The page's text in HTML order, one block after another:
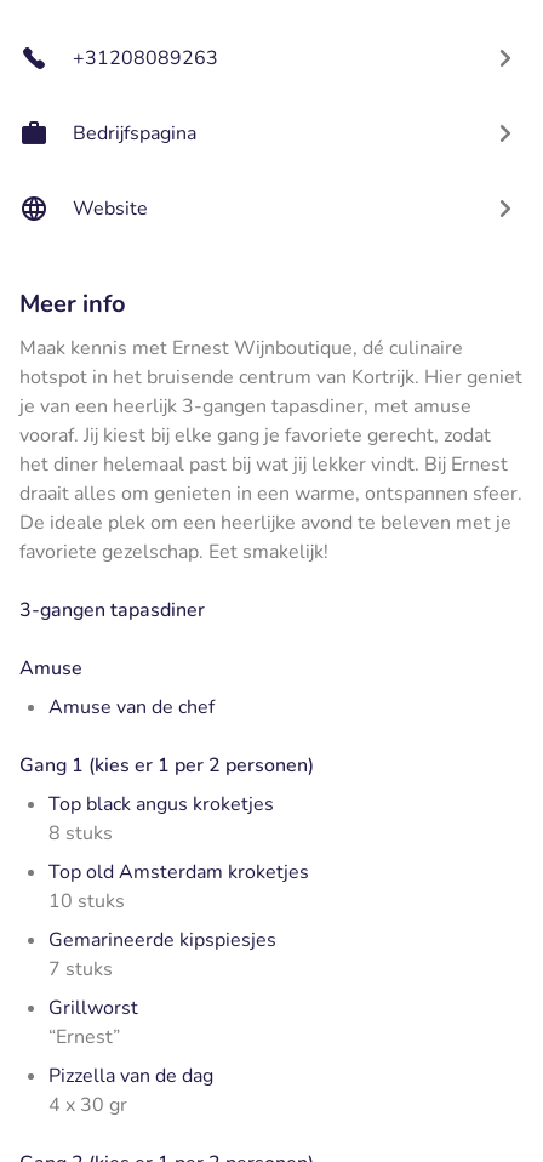
+31208089263
Bedrijfspagina
Website
Meer info
Maak kennis met Ernest Wijnboutique, dé culinaire
hotspot in het bruisende centrum van Kortrijk. Hier geniet
je van een heerlijk 3-gangen tapasdiner, met amuse
vooraf. Jij kiest bij elke gang je favoriete gerecht, zodat
het diner helemaal past bij wat jij lekker vindt. Bij Ernest
draait alles om genieten in een warme, ontspannen sfeer.
De ideale plek om een heerlijke avond te beleven met je
favoriete gezelschap. Eet smakelijk!
3-gangen tapasdiner
Amuse
Amuse van de chef
Gang 1 (kies er 1 per 2 personen)
Top black angus kroketjes
8 stuks
Top old Amsterdam kroketjes
10 stuks
Gemarineerde kipspiesjes
7 stuks
Grillworst
“Ernest”
Pizzella van de dag
4 x 30 gr